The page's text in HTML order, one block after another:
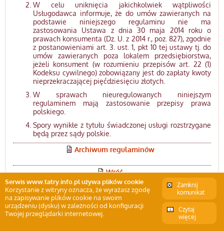
Serwis www.tatry.info.pl używa plików cookie
Korzystanie z witryny oznacza, że wyrażasz zgodę
na zapisywanie plików cookie na swoim
urządzeniu (dysku) w zależności od konfiguracji
Twojej przeglądarki internetowej.
Zamknij
komunikat
Czytaj
więcej
W celu uniknięcia jakichkolwiek wątpliwości
Usługodawca informuje, że do umów zawieranych na
podstawie niniejszego regulaminu nie ma
zastosowania Ustawa z dnia 30 maja 2014 roku o
prawach konsumenta (Dz. U. z 2014 r., poz. 827), zgodnie
z postanowieniami art. 3. ust. 1, pkt 10 tej ustawy tj. do
umów zawieranych poza lokalem przedsiębiorstwa,
jeżeli konsument (w rozumieniu przepisów art. 22 (1)
Kodeksu cywilnego) zobowiązany jest do zapłaty kwoty
nieprzekraczającej pięćdziesięciu złotych.
W sprawach nieuregulowanych niniejszym
regulaminem mają zastosowanie przepisy prawa
polskiego.
Spory wynikłe z tytułu świadczonej usługi rozstrzygane
będą przez sądy polskie.
Archiwum regulaminów
Wróć
Internetowy przewodnik po Tatrach
Tatry.info.pl © 2007-2026 Jerzy Matlak